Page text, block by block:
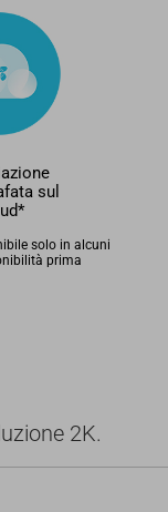
sul
solo in alcuni
prima
2K.